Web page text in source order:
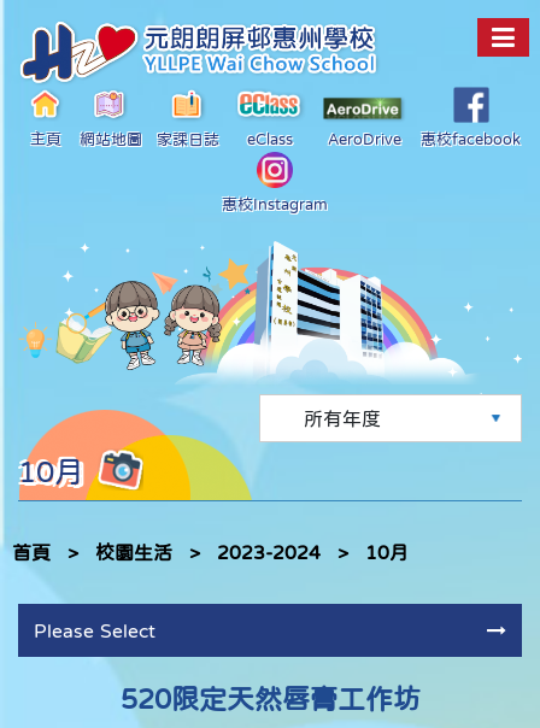
主頁 網站地圖 家課日誌 eClass AeroDrive 惠校facebook
惠校Instagram
10月
首頁 > 校園生活 > 2023-2024 > 10月
Please Select
520限定天然唇膏工作坊